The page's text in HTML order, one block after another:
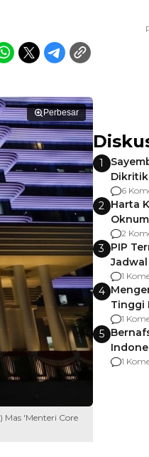
Perbesar
'Menteri Core
1
Dikritik
6
2 Harta
2
3 PIP
agar
1
4
Tinggi
Usai
1
5
1